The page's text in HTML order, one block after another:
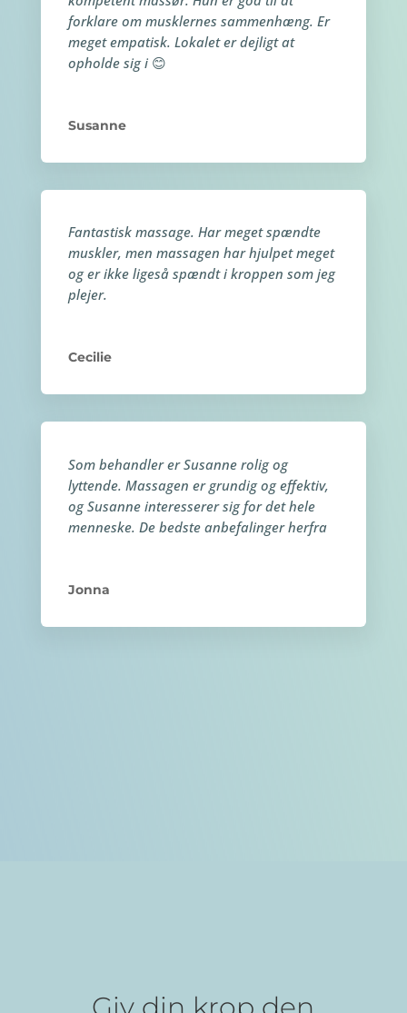
forklare om musklernes sammenhæng. Er
meget empatisk. Lokalet er dejligt at
opholde sig i 😊
Susanne
Fantastisk massage. Har meget spændte
muskler, men massagen har hjulpet meget
og er ikke ligeså spændt i kroppen som jeg
plejer.
Cecilie
Som behandler er Susanne rolig og
lyttende. Massagen er grundig og effektiv,
og Susanne interesserer sig for det hele
menneske. De bedste anbefalinger herfra
Jonna